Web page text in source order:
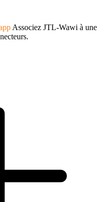
Associez JTL-Wawi à une